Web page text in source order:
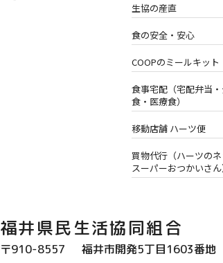
生協の産直
食の安全・安心
COOPのミールキット
食事宅配（宅配弁当
食・医療食）
移動店舗 ハーツ便
買物代行（ハーツのネ
スーパーおつかいさん
福井県民生活協同組合
〒910-8557 福井市開発5丁目1603番地